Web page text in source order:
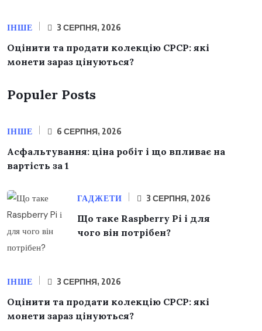
ІНШЕ 3 СЕРПНЯ, 2026
Оцінити та продати колекцію СРСР: які
монети зараз цінуються?
Populer Posts
ІНШЕ 6 СЕРПНЯ, 2026
Асфальтування: ціна робіт і що впливає на
вартість за 1
ГАДЖЕТИ 3 СЕРПНЯ, 2026
Що таке Raspberry Pi і для
чого він потрібен?
ІНШЕ 3 СЕРПНЯ, 2026
Оцінити та продати колекцію СРСР: які
монети зараз цінуються?